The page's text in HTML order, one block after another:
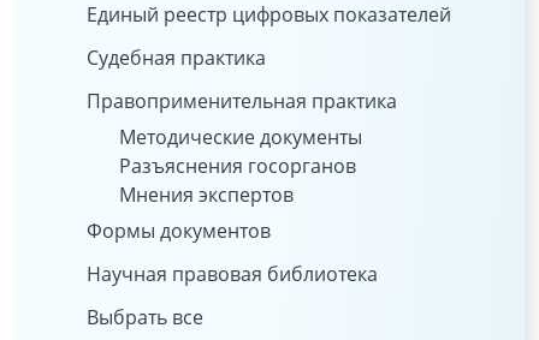
Единый реестр цифровых показателей
Судебная практика
Правоприменительная практика
Методические документы
Разъяснения госорганов
Мнения экспертов
Формы документов
Научная правовая библиотека
Выбрать все